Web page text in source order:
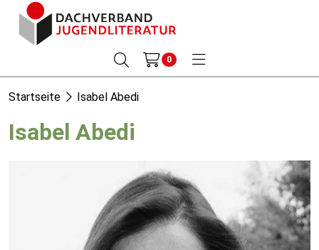
0
Startseite Isabel Abedi
Isabel Abedi